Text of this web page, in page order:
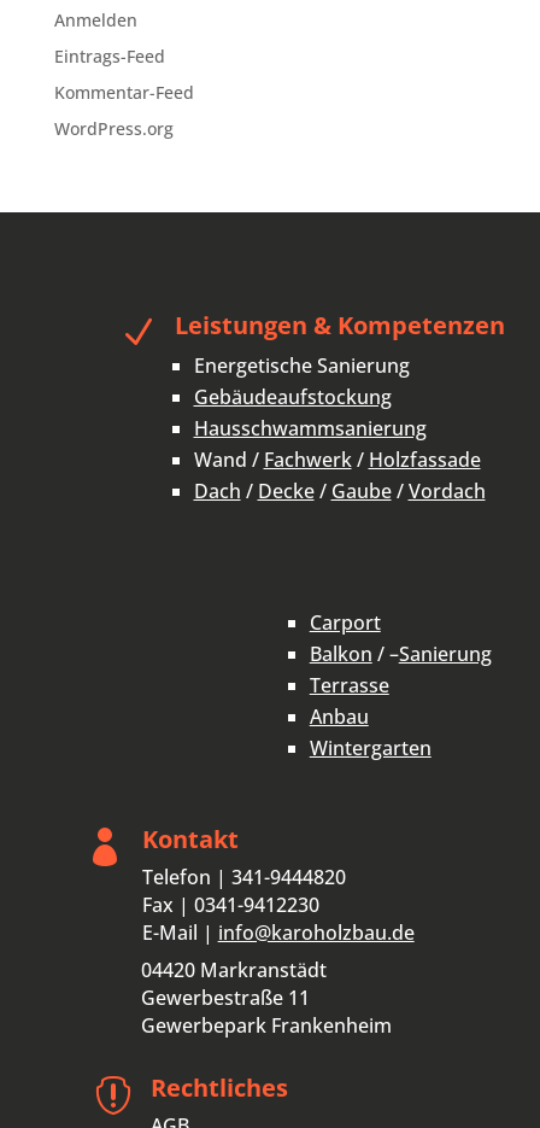
Anmelden
Eintrags-Feed
Kommentar-Feed
WordPress.org
N Leistungen & Kompetenzen
Energetische Sanierung
Gebäudeaufstockung
Hausschwammsanierung
Wand / Fachwerk/ Holzfassade
Dach / Decke/ Gaube/Vordach
Carport
Balkon / –Sanierung
Terrasse
Anbau
Wintergarten
 Kontakt
Telefon | 341-9444820
Fax | 0341-9412230
E-Mail | info@karoholzbau.de
04420 Markranstädt
Gewerbestraße 11
Gewerbepark Frankenheim
 Rechtliches